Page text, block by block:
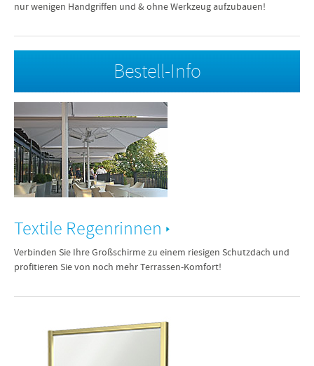
nur wenigen Handgriffen und & ohne Werkzeug aufzubauen!
Bestell-Info
Textile Regenrinnen
Verbinden Sie Ihre Großschirme zu einem riesigen Schutzdach und
profitieren Sie von noch mehr Terrassen-Komfort!